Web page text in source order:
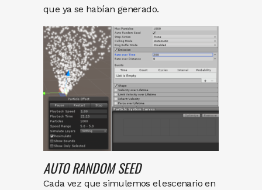
que ya se habían generado.
AUTORANDOM SEED
Cada vez que simulemos el escenario en